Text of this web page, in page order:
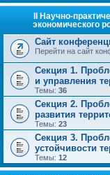
II Научно-
экономического
Сайт
Перейти на сайт
Секция 1.
и управления
Темы: 36
Секция 2.
развития
Темы: 23
Секция 3.
устойчивости
Темы: 12